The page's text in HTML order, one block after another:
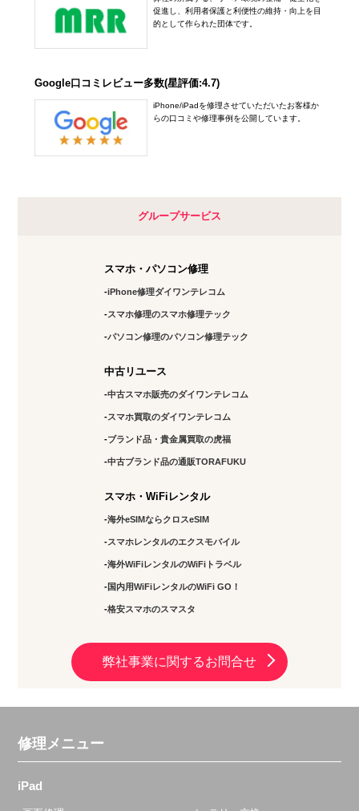
促進し、利用者保護と利便性の維持・向上を目
的として作られた団体です。
Google口コミレビュー多数(星評価:4.7)
iPhone/iPadを修理させていただいたお客様か
らの口コミや修理事例を公開しています。
グループサービス
スマホ・パソコン修理
iPhone修理ダイワンテレコム
スマホ修理のスマホ修理テック
パソコン修理のパソコン修理テック
中古リユース
中古スマホ販売のダイワンテレコム
スマホ買取のダイワンテレコム
ブランド品・貴金属買取の虎福
中古ブランド品の通販TORAFUKU
スマホ・WiFiレンタル
海外eSIMならクロスeSIM
スマホレンタルのエクスモバイル
海外WiFiレンタルのWiFiトラベル
国内用WiFiレンタルのWiFi GO！
格安スマホのスマスタ
弊社事業に関するお問合せ
修理メニュー
iPad